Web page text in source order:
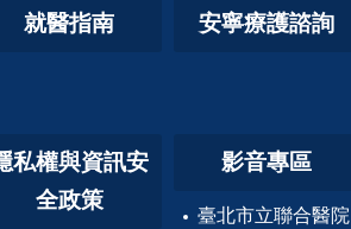
就醫指南 安寧療護諮詢
私權與資訊安
全政策
影音專區
臺北市立聯合醫院